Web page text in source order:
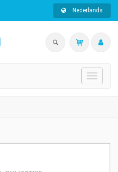
Nederlands
Toggle